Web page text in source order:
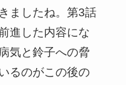
ましたね。第3話
進した内容にな
気と鈴子への脅
るのがこの後の